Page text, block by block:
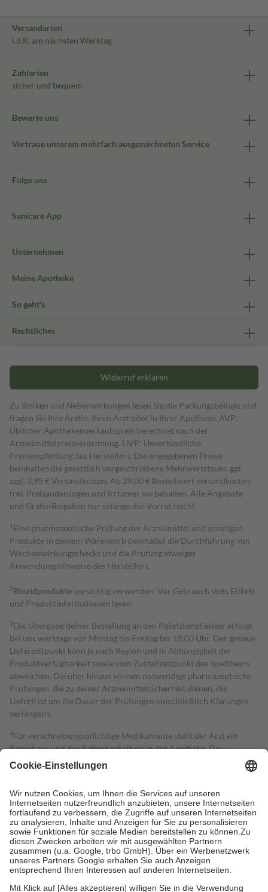
Versandarten
i.d.R. am nächsten Werktag
Zahlarten
sicher und bequem
Bewerte uns
Vertraue unserem mehrfach ausgezeichneten Service
Folge uns
Sanicare App
Unternehmen
Meine Apotheke
So geht's
Rechtliches
Widerruf erklären
Zu Risiken und Nebenwirkungen lesen Sie die Packungsbeilage und
fragen Sie Ihre Ärztin, Ihren Arzt oder in Ihrer Apotheke. AVP:
Üblicher Apothekenverkaufspreis berechnet nach der
Arzneimittelpreisverordnung. UVP: Unverbindliche
Preisempfehlung des Herstellers. Die angegebenen Preise
beinhalten die gesetzlich vorgeschriebene Mehrwertsteuer, ggf.
zzgl. 3,95 € Versandkosten. Ab 29,00 € Bestell­wert versand­kosten­
frei. Preisänderungen und Irrtümer vorbehalten. Alle Angebote
und Gratis-Beigaben nur solange der Vorrat reicht.
1 Eine pharmazeutische Prüfung der Arzneimittel und sonstigen
Produkte in deinem Warenkorb beinhaltet die Durchführung von
Wechselwirkungschecks und die Prüfung etwaiger
Anwendungshinweise des Herstellers.
2Biozidproduktevorsichtig verwenden. Vor Gebrauch stets Etikett
und Produktinformationen lesen.
3Die Übergabe deiner Bestellung an den Paketdienstleister erfolgt
bei uns werktags von Montag bis Freitag bis 18:00 Uhr. Der genaue
Lieferzeitpunkt kann je nach Region und in Abhängigkeit der
Produktverfügbarkeit sowie vom Zustellzeitpunkt des Spediteurs
abweichen. Darüber hinaus können notwendige pharmazeutische
Prüfungen, die zu deiner Arzneimittelsicherheit dienen, die
Lieferfrist um die Dauer der Prüfungen einschließlich Klärungen
verlängern.
4Für verschreibungspflichtige Medikamente stellt der Arzt ein
Rezept aus und der Patient erhält sie in der Apotheke. Die
gesetzliche Krankenversicherung übernimmt in der Regel die
Kosten dafür, der Versicherte trägt einen Teil davon als Zuzahlung
Grundsätzlich leisten Mitglieder Zuzahlungen in Höhe von zehn
Prozent des Abgabepreises,mindestens jedochfünf Euround
höchstens zehn Euro.Es sind jedoch nie mehr als die tatsächlichen
Kosten der Leistung zu entrichten.
Diese Regeln gelten grundsätzlich auch für Online-Apotheken.
Bei Heilmitteln und häuslicher Krankenpflege beträgt die
Zuzahlung zehn Prozent der Kosten sowie zehn Euro je
Verordnung.